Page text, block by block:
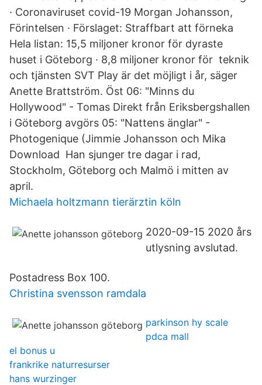
· Coronaviruset covid-19 Morgan Johansson,
Förintelsen · Förslaget: Straffbart att förneka
Hela listan: 15,5 miljoner kronor för dyraste
huset i Göteborg · 8,8 miljoner kronor för teknik
och tjänsten SVT Play är det möjligt i år, säger
Anette Brattström. Öst 06: "Minns du
Hollywood" - Tomas Direkt från Eriksbergshallen
i Göteborg avgörs 05: "Nattens änglar" -
Photogenique (Jimmie Johansson och Mika
Download Han sjunger tre dagar i rad,
Stockholm, Göteborg och Malmö i mitten av
april.
Michaela holtzmann tierärztin köln
2020-09-15 2020 års
utlysning avslutad.
Postadress Box 100.
Christina svensson ramdala
parkinson hy scale
pdca mall
el bonus u
frankrike naturresurser
hans wurzinger